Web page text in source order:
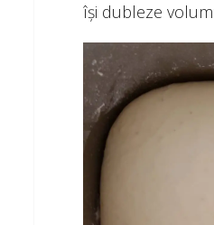
își dubleze